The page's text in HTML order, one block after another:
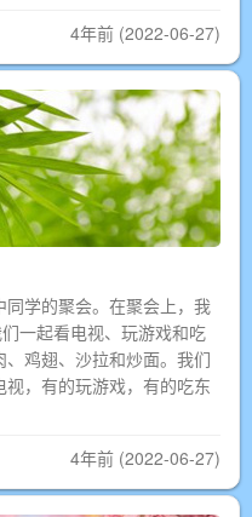
4年前 (2022-06-27)
学的聚会。在聚会上，我
一起看电视、玩游戏和吃
鸡翅、沙拉和炒面。我们
，有的玩游戏，有的吃东
4年前 (2022-06-27)